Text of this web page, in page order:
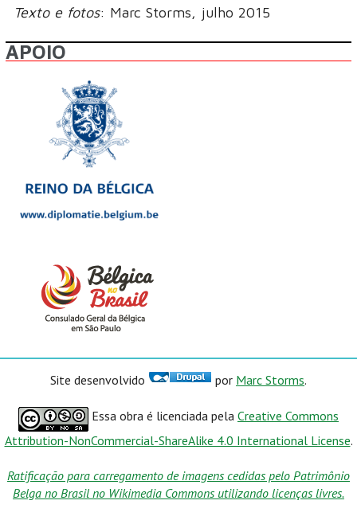
Texto e fotos: Marc Storms, julho 2015
APOIO
Site desenvolvido por Marc Storms.
Essa obra é licenciada pela Creative Commons
Attribution-NonCommercial-ShareAlike 4.0 International License.
Ratificação para carregamento de imagens cedidas pelo Patrimônio
Belga no Brasil no Wikimedia Commons utilizando licenças livres.